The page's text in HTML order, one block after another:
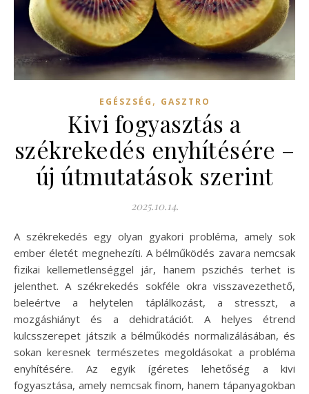
EGÉSZSÉG , GASZTRO
Kivi fogyasztás a
székrekedés enyhítésére –
új útmutatások szerint
2025.10.14.
A székrekedés egy olyan gyakori probléma, amely sok
ember életét megnehezíti. A bélműködés zavara nemcsak
fizikai kellemetlenséggel jár, hanem pszichés terhet is
jelenthet. A székrekedés sokféle okra visszavezethető,
beleértve a helytelen táplálkozást, a stresszt, a
mozgáshiányt és a dehidratációt. A helyes étrend
kulcsszerepet játszik a bélműködés normalizálásában, és
sokan keresnek természetes megoldásokat a probléma
enyhítésére. Az egyik ígéretes lehetőség a kivi
fogyasztása, amely nemcsak finom, hanem tápanyagokban